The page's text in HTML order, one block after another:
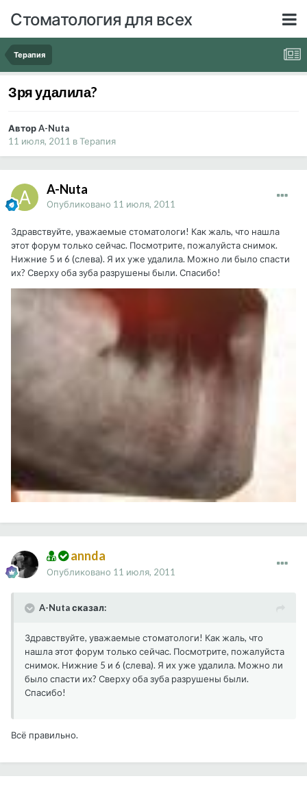
Стоматология для всех
Терапия
Зря удалила?
Автор A-Nuta
11 июля, 2011 вТерапия
A-Nuta
Опубликовано 11 июля, 2011
Здравствуйте, уважаемые стоматологи! Как жаль, что нашла
этот форум только сейчас. Посмотрите, пожалуйста снимок.
Нижние 5 и 6 (слева). Я их уже удалила. Можно ли было спасти
их? Сверху оба зуба разрушены были. Спасибо!
annda
Опубликовано 11 июля, 2011
A-Nuta сказал:
Здравствуйте, уважаемые стоматологи! Как жаль, что
нашла этот форум только сейчас. Посмотрите, пожалуйста
снимок. Нижние 5 и 6 (слева). Я их уже удалила. Можно ли
было спасти их? Сверху оба зуба разрушены были.
Спасибо!
Всё правильно.